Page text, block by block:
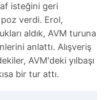
isteğini geri
verdi. Erol,
aldık, AVM turuna
anlattı. Alışveriş
AVM'deki yılbaşı
bir tur attı.